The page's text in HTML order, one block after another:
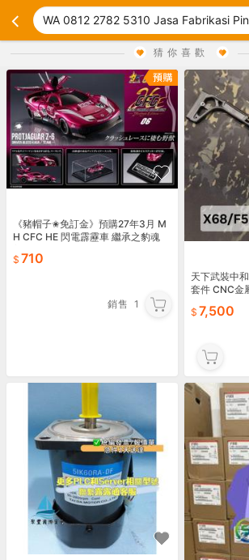
猜你喜歡
《豬帽子✬免訂金》預購27年3月 M
H CFC HE 閃電霹靂車 繼承之豹魂
710
銷售 1
天下武裝中
套件 CNC金
7,500